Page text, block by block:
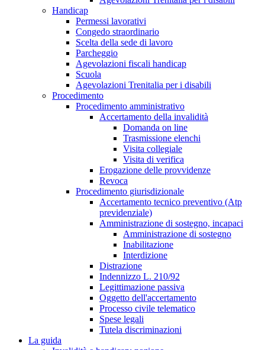
Handicap
Permessi lavorativi
Congedo straordinario
Scelta della sede di lavoro
Parcheggio
Agevolazioni fiscali handicap
Scuola
Agevolazioni Trenitalia per i disabili
Procedimento
Procedimento amministrativo
Accertamento della invalidità
Domanda on line
Trasmissione elenchi
Visita collegiale
Visita di verifica
Erogazione delle provvidenze
Revoca
Procedimento giurisdizionale
Accertamento tecnico preventivo (Atp
previdenziale)
Amministrazione di sostegno, incapaci
Amministrazione di sostegno
Inabilitazione
Interdizione
Distrazione
Indennizzo L. 210/92
Legittimazione passiva
Oggetto dell'accertamento
Processo civile telematico
Spese legali
Tutela discriminazioni
La guida